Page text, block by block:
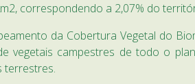
correspondendo a 2,07% do
da Cobertura Vegetal do
vegetais campestres de todo o
terrestres.